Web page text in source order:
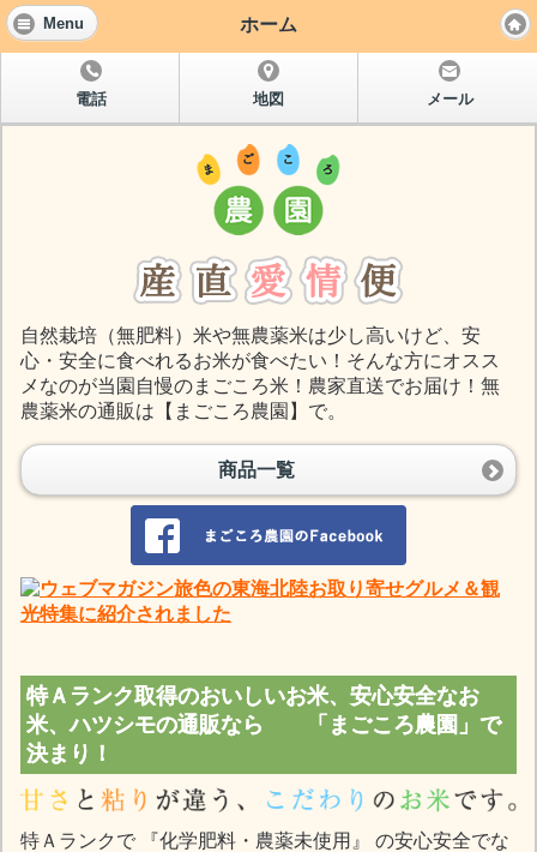
Menu ホーム
電話 地図 メール
自然栽培（無肥料）米や無農薬米は少し高いけど、安
心・安全に食べれるお米が食べたい！そんな方にオスス
メなのが当園自慢のまごころ米！農家直送でお届け！無
農薬米の通販は【まごころ農園】で。
商品一覧
特Ａランク取得のおいしいお米、安心安全なお
米、ハツシモの通販なら 「まごころ農園」で
決まり！
特Ａランクで 『化学肥料・農薬未使用』 の安心安全でな